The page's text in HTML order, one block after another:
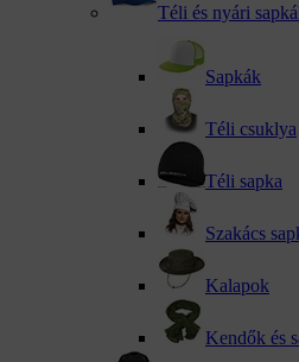
Téli és nyári
Sapkák
Téli csuklya
Téli sapka
Szakács
Kalapok
Kendők és